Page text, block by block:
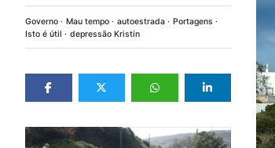
Governo Mau tempo autoestrada
Portagens
Isto é útil
depressão Kristin